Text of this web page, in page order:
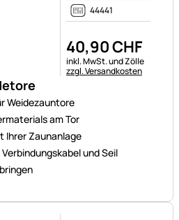
Weidezauntore
am Tor
Ihrer Zaunanlage
und Seil
44441
40,90CHF
Steuerhinweis:
inkl. MwSt. und Zölle
zzgl. Versandkosten